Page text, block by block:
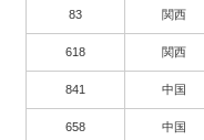
83 関西
618 関西
841 中国
658 中国